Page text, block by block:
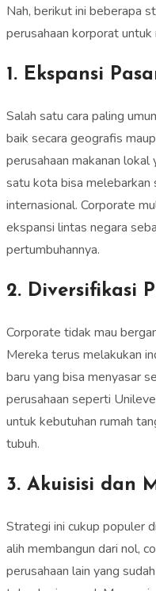
Nah, berikut ini beberapa
perusahaan korporat
1. Ekspansi
Salah satu cara paling
baik secara geografis
perusahaan makanan
satu kota bisa melebarkan
internasional. Corporate
ekspansi lintas negara
pertumbuhannya.
2. Diversifikasi
Corporate tidak mau
Mereka terus melakukan
baru yang bisa menyasar
perusahaan seperti
untuk kebutuhan rumah
tubuh.
3. Akuisisi dan
Strategi ini cukup populer
alih membangun dari nol,
perusahaan lain yang